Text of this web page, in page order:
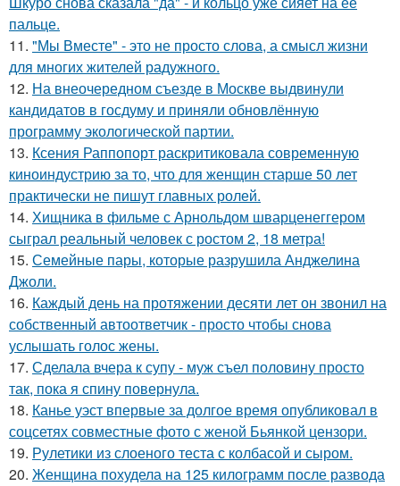
пальце.
11. "Мы Вместе" - это не просто слова, а смысл жизни
для многих жителей радужного.
12. На внеочередном съезде в Москве выдвинули
кандидатов в госдуму и приняли обновлённую
программу экологической партии.
13. Ксения Раппопорт раскритиковала современную
киноиндустрию за то, что для женщин старше 50 лет
практически не пишут главных ролей.
14. Хищника в фильме с Арнольдом шварценеггером
сыграл реальный человек с ростом 2, 18 метра!
15. Семейные пары, которые разрушила Анджелина
Джоли.
16. Каждый день на протяжении десяти лет он звонил на
собственный автоответчик - просто чтобы снова
услышать голос жены.
17. Сделала вчера к супу - муж съел половину просто
так, пока я спину повернула.
18. Канье уэст впервые за долгое время опубликовал в
соцсетях совместные фото с женой Бьянкой цензори.
19. Рулетики из слоеного теста с колбасой и сыром.
20. Женщина похудела на 125 килограмм после развода